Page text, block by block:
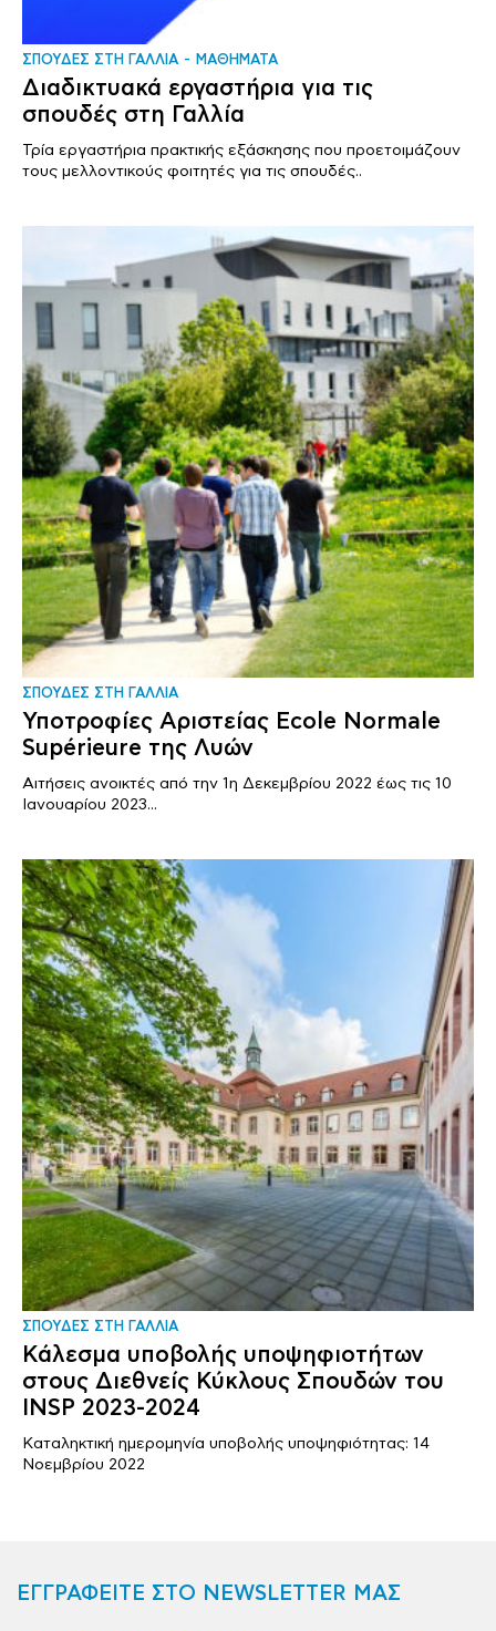
ΣΠΟΥΔΕΣ ΣΤΗ ΓΑΛΛΙΑ ΜΑΘΗΜΑΤΑ
Διαδικτυακά εργαστήρια για τις
σπουδές στη Γαλλία
Τρία εργαστήρια πρακτικής εξάσκησης που προετοιμάζουν
τους μελλοντικούς φοιτητές για τις σπουδές..
ΣΠΟΥΔΕΣ ΣΤΗ ΓΑΛΛΙΑ
Υποτροφίες Αριστείας Ecole Normale
Supérieure της Λυών
Αιτήσεις ανοικτές από την 1η Δεκεμβρίου 2022 έως τις 10
Ιανουαρίου 2023...
ΣΠΟΥΔΕΣ ΣΤΗ ΓΑΛΛΙΑ
Κάλεσμα υποβολής υποψηφιοτήτων
στους Διεθνείς Κύκλους Σπουδών του
INSP 2023-2024
Καταληκτική ημερομηνία υποβολής υποψηφιότητας: 14
Νοεμβρίου 2022
ΕΓΓΡΑΦΕΙΤΕ ΣΤΟ NEWSLETTER ΜΑΣ